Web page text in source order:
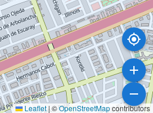
Leaflet|©OpenStreetMapcontributors